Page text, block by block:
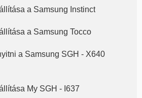
a Samsung Instinct
a Samsung Tocco
a Samsung SGH - X640
My SGH - I637